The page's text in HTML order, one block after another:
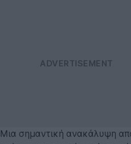
Μια σημαντική ανακάλυψη